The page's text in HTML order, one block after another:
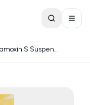
Clamoxin S Suspencion 600 mg - 42.9 mg / 5 mL Caja c/ frasco c/ polvo para 50 mL y vaso dosificador